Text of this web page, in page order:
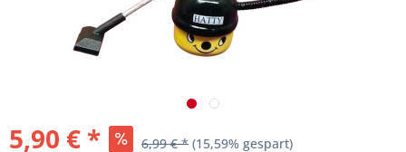
5,90 € * 6,99 € * (15,59% gespart)